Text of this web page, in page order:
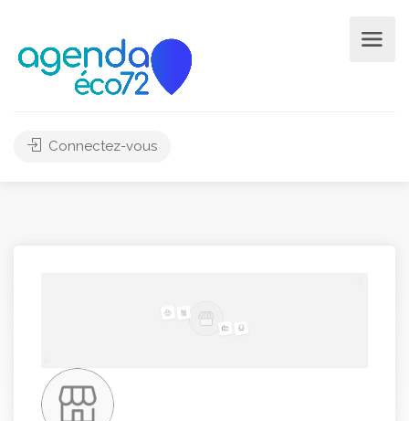
Connectez-vous